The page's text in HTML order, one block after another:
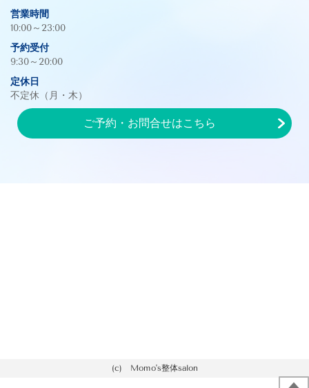
営業時間
10:00～23:00
予約受付
9:30～20:00
定休日
不定休（月・木）
ご予約・お問合せはこちら
(c) Momo's整体salon